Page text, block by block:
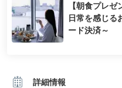
【朝食プレ
日常を感じ
ード決済～
詳細情報